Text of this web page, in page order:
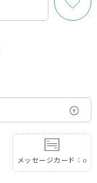
メッセージカード：○